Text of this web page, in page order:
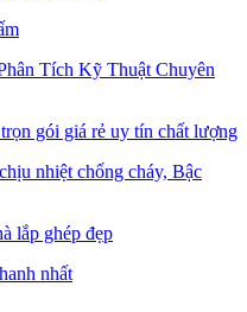
Tích Kỹ Thuật Chuyên
nhiệt chống cháy, Bậc
nhất